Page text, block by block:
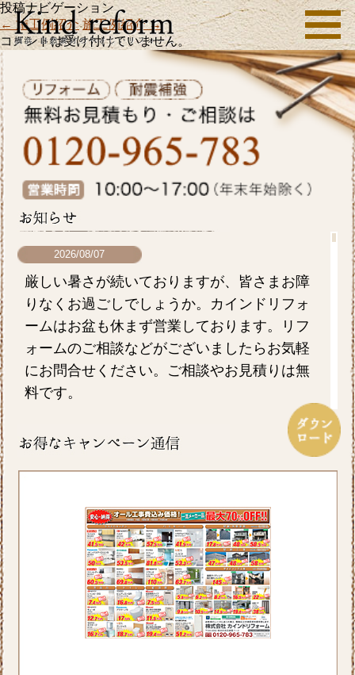
投稿ナビゲーション
←施工例紹介 施工例紹介→
コメントは受け付けていません。
2026/08/07
厳しい暑さが続いておりますが、皆さまお障
りなくお過ごしでしょうか。カインドリフォ
ームはお盆も休まず営業しております。リフ
ォームのご相談などがございましたらお気軽
にお問合せください。ご相談やお見積りは無
料です。
毎日暑い日が続きますがお元気にお過ごしで
摂るなど熱中症対策をしっかりしていきたい
ですね。ホームページでは横浜市S区T様邸の
屋根・外壁のリフォーム事例をアップ致しま
したのでご覧ください。カインドリフォーム
ではお見積り・ご相談を無料で行っておりま
す。お気軽にお問い合わせください。